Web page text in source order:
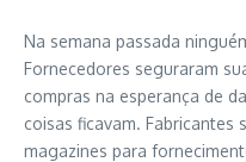
Na semana passada
Fornecedores seguraram
compras na esperança de
coisas ficavam. Fabricantes
magazines para